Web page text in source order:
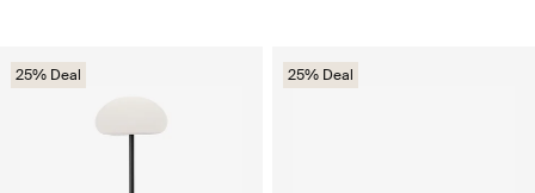
25% Deal 25% Deal